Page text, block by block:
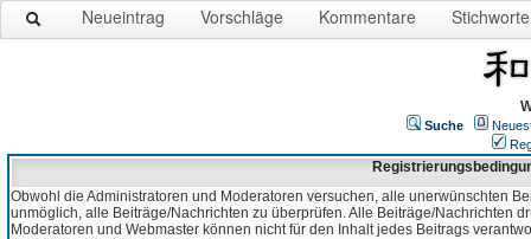
Neueintrag Vorschläge Kommentare Stichworte
Suche
Obwohl die Administratoren und Moderatoren versuchen, alle unerwünschten
unmöglich, alle Beiträge/Nachrichten zu überprüfen. Alle Beiträge/Nachrichten
Moderatoren und Webmaster können nicht für den Inhalt jedes Beitrags